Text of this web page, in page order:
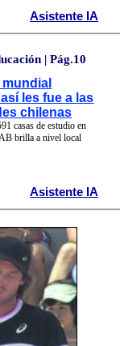
Asistente IA
| Pág.10
les fue a las
chilenas
casas de estudio en
brilla a nivel local
Asistente IA